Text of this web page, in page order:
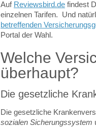
Auf Reviewsbird.de findest
einzelnen Tarifen. Und
betreffenden
Portal der Wahl.
Welche
überhaupt?
Die gesetzliche
Die gesetzliche
sozialen Sicherungssystem